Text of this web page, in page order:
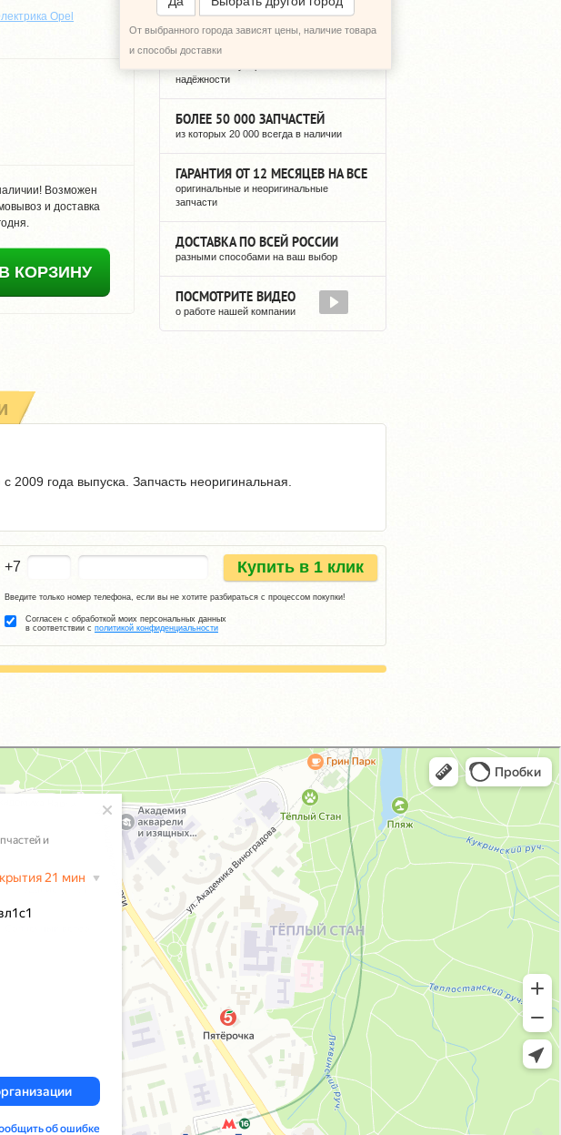
Opel
Возможен
и доставка
КОРЗИНУ
От выбранного города зависят цены, наличие товара
и способы доставки12 ЛЕТ РЕГУЛЯРНЫХ ПОСТАВОК
надёжности
БОЛЕЕ 50 000 ЗАПЧАСТЕЙ
из которых 20 000 всегда в наличии
ГАРАНТИЯ ОТ 12 МЕСЯЦЕВ НА ВСЕ
оригинальные и неоригинальные
запчасти
ДОСТАВКА ПО ВСЕЙ РОССИИ
разными способами на ваш выбор
ПОСМОТРИТЕ ВИДЕО
о работе нашей компании
года выпуска. Запчасть неоригинальная.
+7 Купить в 1 клик
Введите только номер телефона, если вы не хотите разбираться с процессом покупки!
Согласен с обработкой моих персональных данных
в соответствии с политикой конфиденциальности